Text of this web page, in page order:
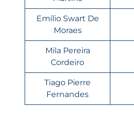
Emílio Swart De
Moraes
Mila Pereira
Cordeiro
Tiago Pierre
Fernandes